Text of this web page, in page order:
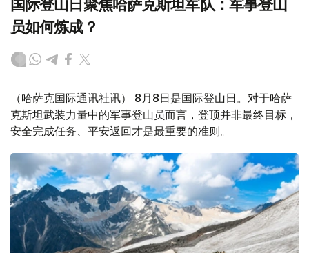
国际登山日聚焦哈萨克斯坦军队：军事登山
员如何炼成？
（哈萨克国际通讯社讯） 8月8日是国际登山日。对于哈萨
克斯坦武装力量中的军事登山员而言，登顶并非最终目标，
安全完成任务、平安返回才是最重要的准则。